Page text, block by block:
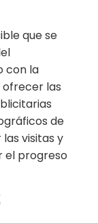
que se
con la
las
de
visitas y
el progreso